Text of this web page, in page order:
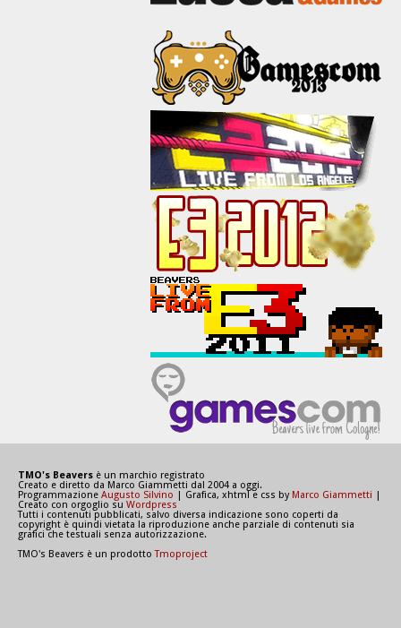
TMO's Beavers è un marchio registrato
Creato e diretto da Marco Giammetti dal 2004 a oggi.
Programmazione Augusto Silvino | Grafica, xhtml e css byMarco Giammetti
Creato con orgoglio su Wordpress
Tutti i contenuti pubblicati, salvo diversa indicazione sono coperti da
copyright è quindi vietata la riproduzione anche parziale di contenuti sia
grafici che testuali senza autorizzazione.
TMO's Beavers è un prodottoTmoproject